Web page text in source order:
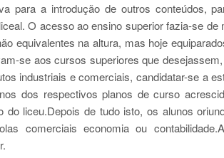
para a introdução de outros conteúdos,
O acesso ao ensino superior fazia-se de
equivalentes na altura, mas hoje
se aos cursos superiores que
industriais e comerciais, candidatar-se a
dos respectivos planos de curso
do liceu.Depois de tudo isto, os alunos
comerciais economia ou